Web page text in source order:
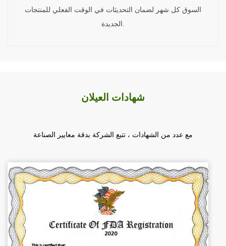
السوق كل شهر لضمان التحديثات في الوقت الفعلي للمنتجات
الجديدة.
شهادات العيلان
مع عدد من الشهادات ، تتبع الشركة بدقة معايير الصناعة